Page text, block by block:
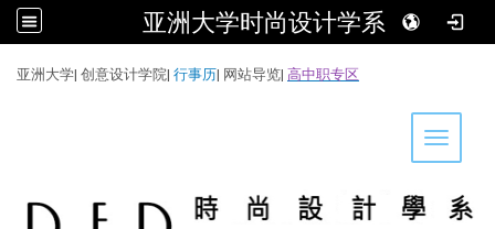
亚洲大学时尚设计学系
亚洲大学| 创意设计学院| 行事历| 网站导览| 高中职专区
Toggle